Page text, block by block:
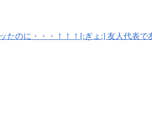
のに・・・！！！[:ぎょ:] 友人代表